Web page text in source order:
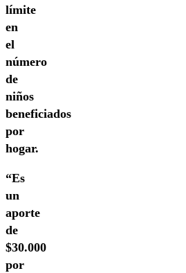
límite
en
el
número
de
niños
beneficiados
por
hogar.
“Es
un
aporte
de
$30.000
por